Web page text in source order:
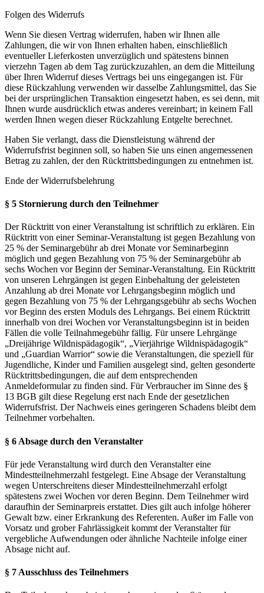
Folgen des Widerrufs
Wenn Sie diesen Vertrag widerrufen, haben wir Ihnen alle
Zahlungen, die wir von Ihnen erhalten haben, einschließlich
eventueller Lieferkosten unverzüglich und spätestens binnen
vierzehn Tagen ab dem Tag zurückzuzahlen, an dem die Mitteilung
über Ihren Widerruf dieses Vertrags bei uns eingegangen ist. Für
diese Rückzahlung verwenden wir dasselbe Zahlungsmittel, das Sie
bei der ursprünglichen Transaktion eingesetzt haben, es sei denn, mit
Ihnen wurde ausdrücklich etwas anderes vereinbart; in keinem Fall
werden Ihnen wegen dieser Rückzahlung Entgelte berechnet.
Haben Sie verlangt, dass die Dienstleistung während der
Widerrufsfrist beginnen soll, so haben Sie uns einen angemessenen
Betrag zu zahlen, der den Rücktrittsbedingungen zu entnehmen ist.
Ende der Widerrufsbelehrung
§ 5 Stornierung durch den Teilnehmer
Der Rücktritt von einer Veranstaltung ist schriftlich zu erklären. Ein
Rücktritt von einer Seminar-Veranstaltung ist gegen Bezahlung von
25 % der Seminargebühr ab drei Monate vor Seminarbeginn
möglich und gegen Bezahlung von 75 % der Seminargebühr ab
sechs Wochen vor Beginn der Seminar-Veranstaltung. Ein Rücktritt
von unseren Lehrgängen ist gegen Einbehaltung der geleisteten
Anzahlung ab drei Monate vor Lehrgangsbeginn möglich und
gegen Bezahlung von 75 % der Lehrgangsgebühr ab sechs Wochen
vor Beginn des ersten Moduls des Lehrgangs. Bei einem Rücktritt
innerhalb von drei Wochen vor Veranstaltungsbeginn ist in beiden
Fällen die volle Teilnahmegebühr fällig. Für unsere Lehrgänge
„Dreijährige Wildnispädagogik“, „Vierjährige Wildnispädagogik“
und „Guardian Warrior“ sowie die Veranstaltungen, die speziell für
Jugendliche, Kinder und Familien ausgelegt sind, gelten gesonderte
Rücktrittsbedingungen, die auf dem entsprechenden
Anmeldeformular zu finden sind. Für Verbraucher im Sinne des §
13 BGB gilt diese Regelung erst nach Ende der gesetzlichen
Widerrufsfrist. Der Nachweis eines geringeren Schadens bleibt dem
Teilnehmer vorbehalten.
§ 6 Absage durch den Veranstalter
Für jede Veranstaltung wird durch den Veranstalter eine
Mindestteilnehmerzahl festgelegt. Eine Absage der Veranstaltung
wegen Unterschreitens dieser Mindestteilnehmerzahl erfolgt
spätestens zwei Wochen vor deren Beginn. Dem Teilnehmer wird
daraufhin der Seminarpreis erstattet. Dies gilt auch infolge höherer
Gewalt bzw. einer Erkrankung des Referenten. Außer im Falle von
Vorsatz und grober Fahrlässigkeit kommt der Veranstalter für
vergebliche Aufwendungen oder ähnliche Nachteile infolge einer
Absage nicht auf.
§ 7 Ausschluss des Teilnehmers